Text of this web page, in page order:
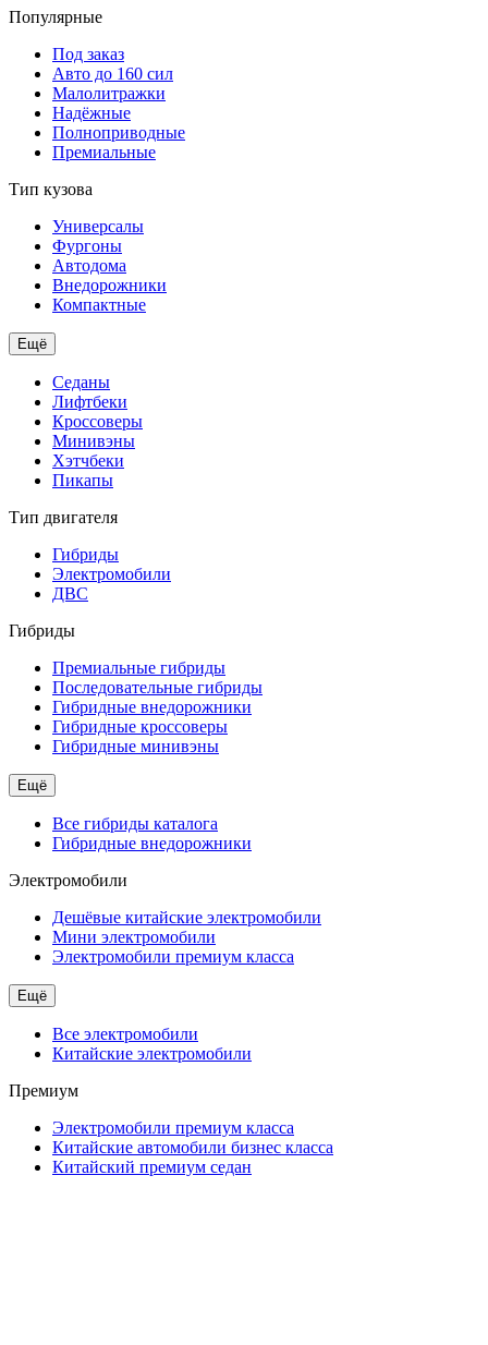
Популярные
Под заказ
Авто до 160 сил
Малолитражки
Надёжные
Полноприводные
Премиальные
Тип кузова
Универсалы
Фургоны
Автодома
Внедорожники
Компактные
Ещё
Седаны
Лифтбеки
Кроссоверы
Минивэны
Хэтчбеки
Пикапы
Тип двигателя
Гибриды
Электромобили
ДВС
Гибриды
Премиальные гибриды
Последовательные гибриды
Гибридные внедорожники
Гибридные кроссоверы
Гибридные минивэны
Ещё
Все гибриды каталога
Гибридные внедорожники
Электромобили
Дешёвые китайские электромобили
Мини электромобили
Электромобили премиум класса
Ещё
Все электромобили
Китайские электромобили
Премиум
Электромобили премиум класса
Китайские автомобили бизнес класса
Китайский премиум седан